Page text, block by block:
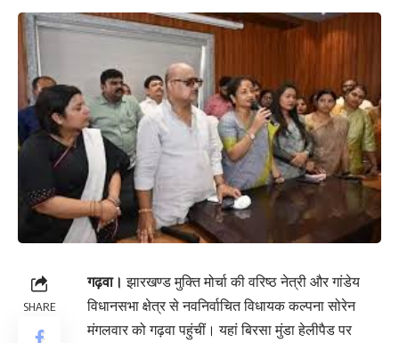
SHARE
गढ़वा।झारखण्ड मुक्ति मोर्चा की वरिष्ठ नेत्री और गांडेय
विधानसभा क्षेत्र से नवनिर्वाचित विधायक कल्पना सोरेन
मंगलवार को गढ़वा पहुंचीं। यहां बिरसा मुंडा हेलीपैड पर